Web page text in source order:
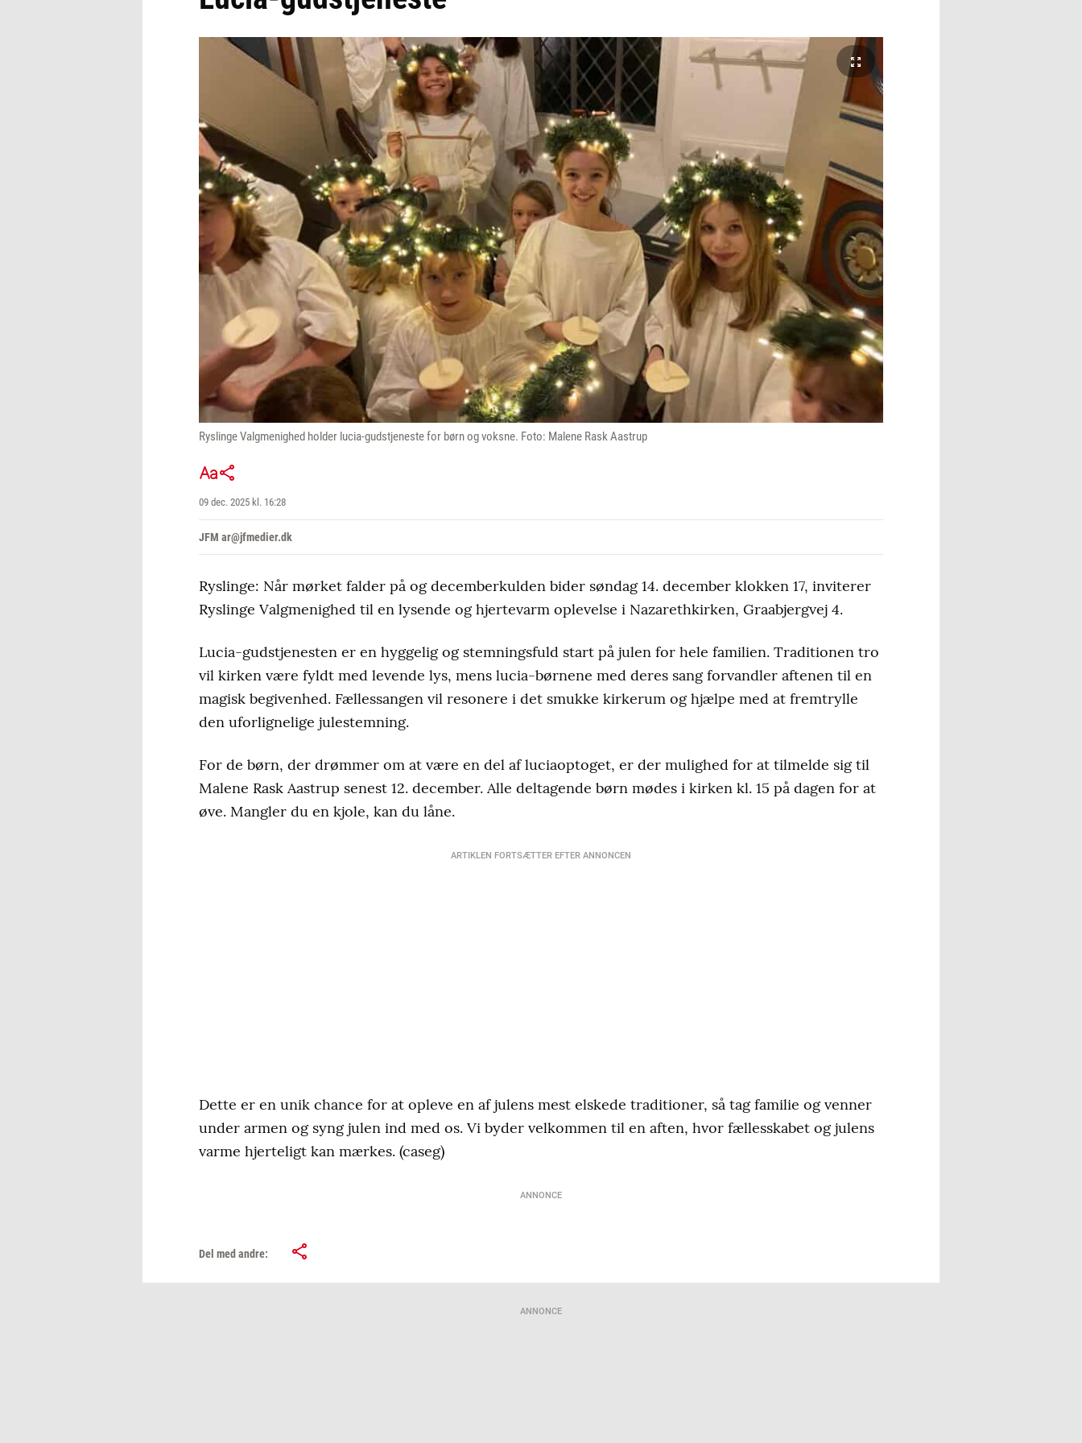
Ryslinge Valgmenighed holder lucia-gudstjeneste for børn og voksne. Foto: Malene Rask Aastrup
09 dec. 2025 kl. 16:28
JFM ar@jfmedier.dk
Ryslinge: Når mørket falder på og decemberkulden bider søndag 14. december klokken 17, inviterer
Ryslinge Valgmenighed til en lysende og hjertevarm oplevelse i Nazarethkirken, Graabjergvej 4.
Lucia-gudstjenesten er en hyggelig og stemningsfuld start på julen for hele familien. Traditionen tro
vil kirken være fyldt med levende lys, mens lucia-børnene med deres sang forvandler aftenen til en
magisk begivenhed. Fællessangen vil resonere i det smukke kirkerum og hjælpe med at fremtrylle
den uforlignelige julestemning.
For de børn, der drømmer om at være en del af luciaoptoget, er der mulighed for at tilmelde sig til
Malene Rask Aastrup senest 12. december. Alle deltagende børn mødes i kirken kl. 15 på dagen for at
øve. Mangler du en kjole, kan du låne.
ARTIKLEN FORTSÆTTER EFTER ANNONCEN
Dette er en unik chance for at opleve en af julens mest elskede traditioner, så tag familie og venner
under armen og syng julen ind med os. Vi byder velkommen til en aften, hvor fællesskabet og julens
varme hjerteligt kan mærkes. (caseg)
ANNONCE
Del med andre:
ANNONCE